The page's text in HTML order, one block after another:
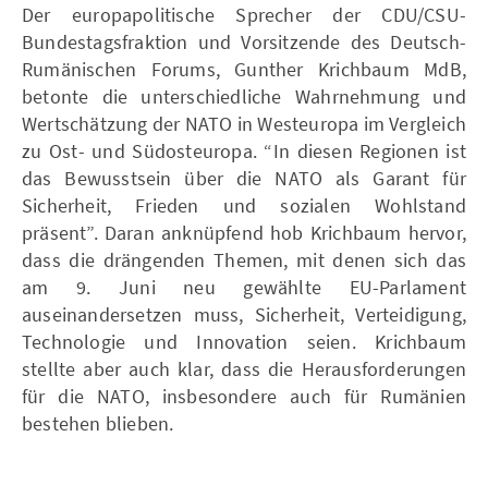
Der europapolitische Sprecher der CDU/CSU-
Bundestagsfraktion und Vorsitzende des Deutsch-
Rumänischen Forums, Gunther Krichbaum MdB,
betonte die unterschiedliche Wahrnehmung und
Wertschätzung der NATO in Westeuropa im Vergleich
zu Ost- und Südosteuropa. “In diesen Regionen ist
das Bewusstsein über die NATO als Garant für
Sicherheit, Frieden und sozialen Wohlstand
präsent”. Daran anknüpfend hob Krichbaum hervor,
dass die drängenden Themen, mit denen sich das
am 9. Juni neu gewählte EU-Parlament
auseinandersetzen muss, Sicherheit, Verteidigung,
Technologie und Innovation seien. Krichbaum
stellte aber auch klar, dass die Herausforderungen
für die NATO, insbesondere auch für Rumänien
bestehen blieben.